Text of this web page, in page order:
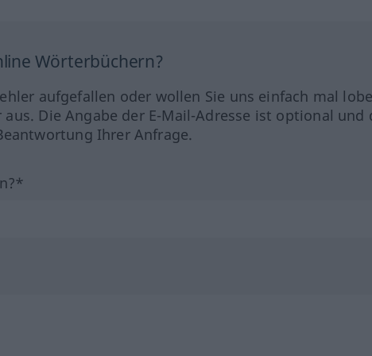
Wörterbüchern?
aufgefallen oder wollen Sie uns einfach mal
Die Angabe der E-Mail-Adresse ist optional und
Ihrer Anfrage.